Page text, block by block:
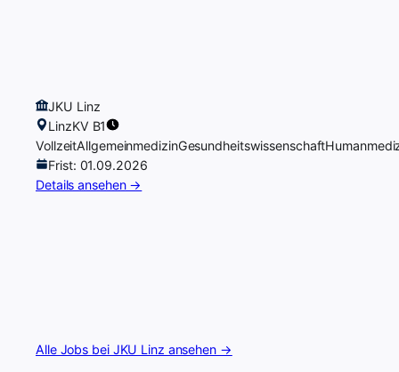
JKU Linz
LinzKV B1
VollzeitAllgemeinmedizinGesundheitswissenschaft
Frist: 01.09.2026
Details ansehen →
Alle Jobs bei JKU Linz ansehen →